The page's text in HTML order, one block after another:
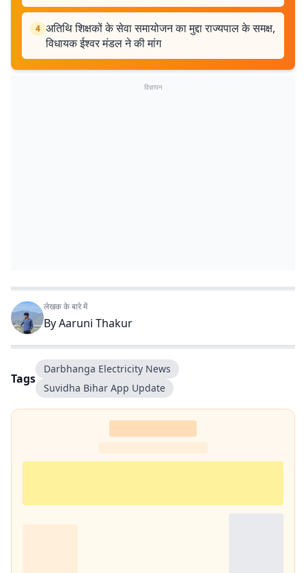
4 अतिथि शिक्षकों के सेवा समायोजन का मुद्दा राज्यपाल के समक्ष,
विधायक ईश्वर मंडल ने की मांग
विज्ञापन
लेखक के बारे में
ByAaruni Thakur
Tags
Darbhanga Electricity News
Suvidha Bihar App Update